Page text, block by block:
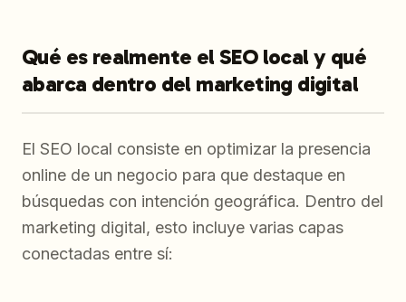
Qué es realmente el SEO local y qué
abarca dentro del marketing digital
El SEO local consiste en optimizar la presencia
online de un negocio para que destaque en
búsquedas con intención geográfica. Dentro del
marketing digital, esto incluye varias capas
conectadas entre sí: